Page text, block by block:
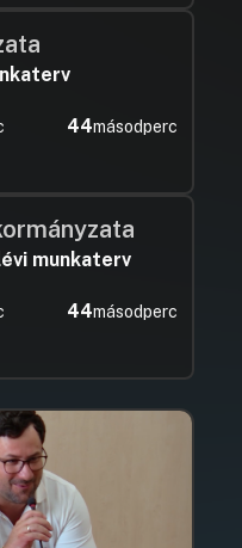
43másodperc
munkaterv
43másodperc